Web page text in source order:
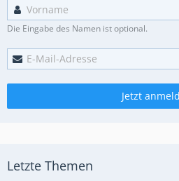
Die Eingabe des Namen ist optional.
Jetzt
Letzte Themen